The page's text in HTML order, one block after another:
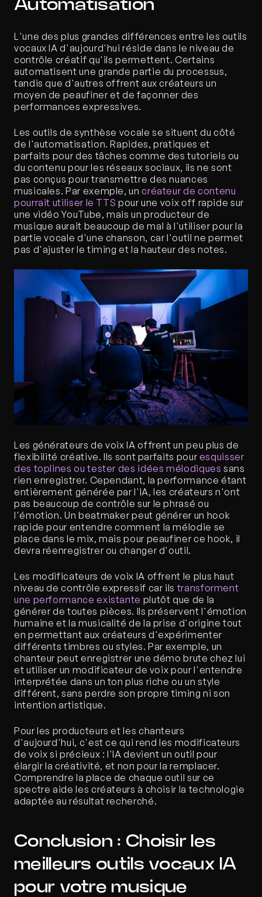
Automatisation
L'une des plus grandes différences entre les outils
vocaux IA d'aujourd'hui réside dans le niveau de
contrôle créatif qu'ils permettent. Certains
automatisent une grande partie du processus,
tandis que d'autres offrent aux créateurs un
moyen de peaufiner et de façonner des
performances expressives.
Les outils de synthèse vocale se situent du côté
de l'automatisation. Rapides, pratiques et
parfaits pour des tâches comme des tutoriels ou
du contenu pour les réseaux sociaux, ils ne sont
pas conçus pour transmettre des nuances
musicales. Par exemple, un créateur de contenu
pourrait utiliser le TTS pour une voix off rapide sur
une vidéo YouTube, mais un producteur de
musique aurait beaucoup de mal à l'utiliser pour la
partie vocale d'une chanson, car l'outil ne permet
pas d'ajuster le timing et la hauteur des notes.
Les générateurs de voix IA offrent un peu plus de
flexibilité créative. Ils sont parfaits pour esquisser
des toplines ou tester des idées mélodiques sans
rien enregistrer. Cependant, la performance étant
entièrement générée par l'IA, les créateurs n'ont
pas beaucoup de contrôle sur le phrasé ou
l'émotion. Un beatmaker peut générer un hook
rapide pour entendre comment la mélodie se
place dans le mix, mais pour peaufiner ce hook, il
devra réenregistrer ou changer d'outil.
Les modificateurs de voix IA offrent le plus haut
niveau de contrôle expressif car ils transforment
une performance existante plutôt que de la
générer de toutes pièces. Ils préservent l'émotion
humaine et la musicalité de la prise d'origine tout
en permettant aux créateurs d'expérimenter
différents timbres ou styles. Par exemple, un
chanteur peut enregistrer une démo brute chez lui
et utiliser un modificateur de voix pour l'entendre
interprétée dans un ton plus riche ou un style
différent, sans perdre son propre timing ni son
intention artistique.
Pour les producteurs et les chanteurs
d'aujourd'hui, c'est ce qui rend les modificateurs
de voix si précieux : l'IA devient un outil pour
élargir la créativité, et non pour la remplacer.
Comprendre la place de chaque outil sur ce
spectre aide les créateurs à choisir la technologie
adaptée au résultat recherché.
Conclusion : Choisir les
meilleurs outils vocaux IA
pour votre musique